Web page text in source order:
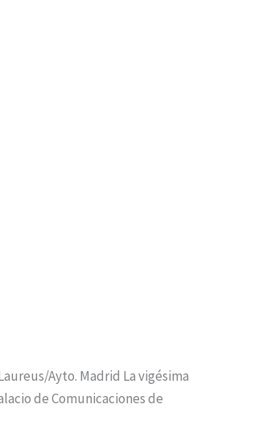
Ayto. Madrid La vigésima
de Comunicaciones de